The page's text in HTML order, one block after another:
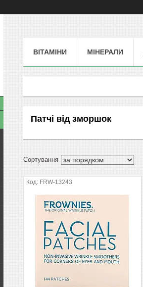
ВІТАМІНИ МІНЕРАЛИ
Патчі від зморшок
FRW-13243